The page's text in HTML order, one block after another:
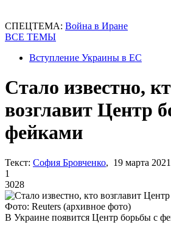
СПЕЦТЕМА: Война в Иране
ВСЕ ТЕМЫ
Вступление Украины в ЕС
Стало известно,
возглавит Центр
фейками
Текст: София Бровченко, 19 марта
1
3028
Фото: Reuters (архивное фото)
В Украине появится Центр борьбы с